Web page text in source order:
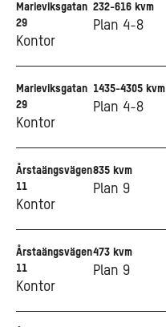
Go to Marieviksgatan 29
Marieviksgatan
29
Kontor
232-616 kvm
Plan 4-8
Go to Marieviksgatan 29
Marieviksgatan
29
Kontor
1435-4305 kvm
Plan 4-8
Go to Årstaängsvägen 11
Årstaängsvägen
11
Kontor
835 kvm
Plan 9
Go to Årstaängsvägen 11
Årstaängsvägen
11
Kontor
473 kvm
Plan 9